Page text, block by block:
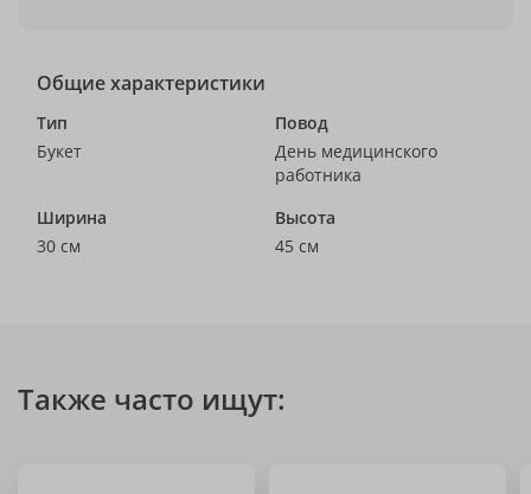
Общие характеристики
Тип
Букет
Повод
День медицинского
работника
Ширина
30 см
Высота
45 см
Также часто ищут: